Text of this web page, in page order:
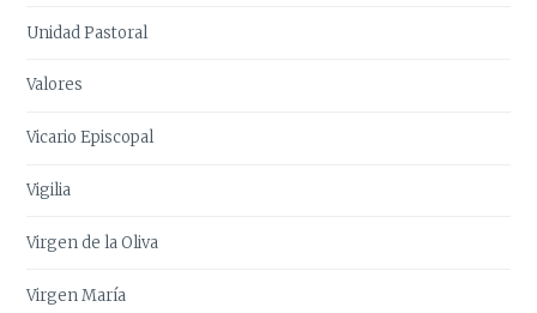
Unidad Pastoral
Valores
Vicario Episcopal
Vigilia
Virgen de la Oliva
Virgen María